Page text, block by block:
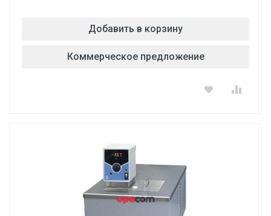
Добавить в корзину
Коммерческое предложение